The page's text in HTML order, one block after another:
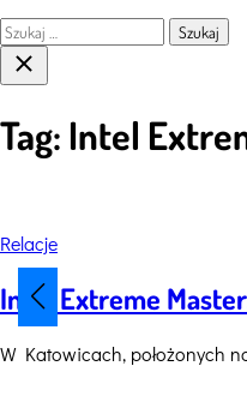
Szukaj:
Close
search
Tag: Intel
Categories
Relacje
Intel Extreme
W Katowicach, położonych